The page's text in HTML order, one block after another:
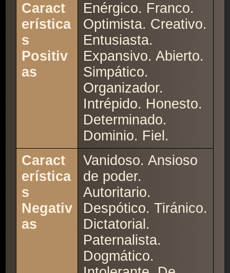
Caract
erística
s
Positiv
as
Enérgico. Franco.
Optimista. Creativo.
Entusiasta.
Expansivo. Abierto.
Simpático.
Organizador.
Intrépido. Honesto.
Determinado.
Dominio. Fiel.
Caract
erística
s
Negativ
as
Vanidoso. Ansioso
de poder.
Autoritario.
Despótico. Tiránico.
Dictatorial.
Paternalista.
Dogmático.